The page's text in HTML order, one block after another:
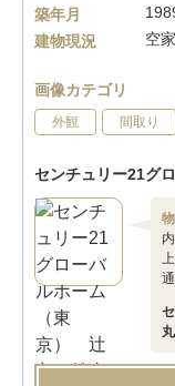
築年月
建物現況
空家
画像カテゴリ
外観 間取り
センチュリー21グ